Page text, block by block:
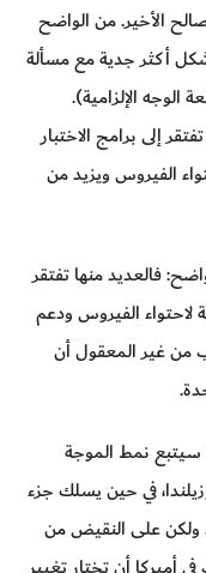
الأخير. من الواضح
أكثر جدية مع مسألة
الوجه الإلزامية).
إلى برامج الاختبار
الفيروس ويزيد من
فالعديد منها تفتقر
لاحتواء الفيروس ودعم
من غير المعقول أن
سيتبع نمط الموجة
في حين يسلك جزء
ولكن على النقيض من